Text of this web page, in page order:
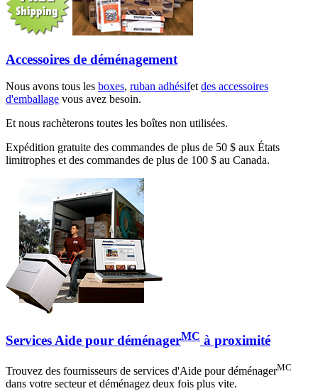
Accessoires de déménagement
Nous avons tous les boxes, ruban adhésifet des accessoires
d'emballage vous avez besoin.
Et nous rachèterons toutes les boîtes non utilisées.
Expédition gratuite des commandes de plus de 50 $ aux États
limitrophes et des commandes de plus de 100 $ au Canada.
Services Aide pour déménagerMC à proximité
Trouvez des fournisseurs de services d'Aide pour déménagerMC
dans votre secteur et déménagez deux fois plus vite.